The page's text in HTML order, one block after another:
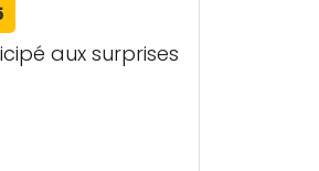
aux surprises